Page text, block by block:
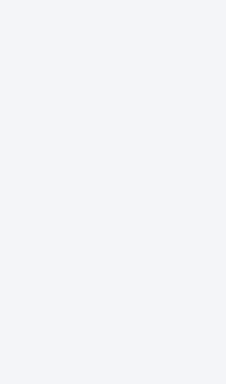
Berdintasuna, Giza